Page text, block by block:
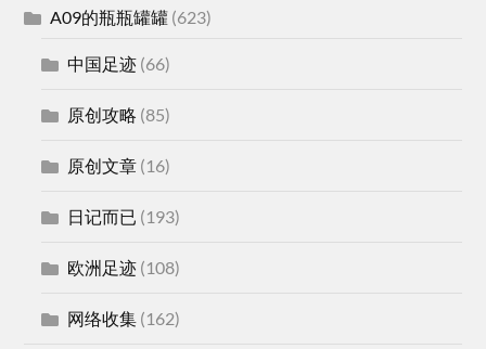
A09的瓶瓶罐罐 (623)
中国足迹 (66)
原创攻略 (85)
原创文章 (16)
日记而已 (193)
欧洲足迹 (108)
网络收集 (162)